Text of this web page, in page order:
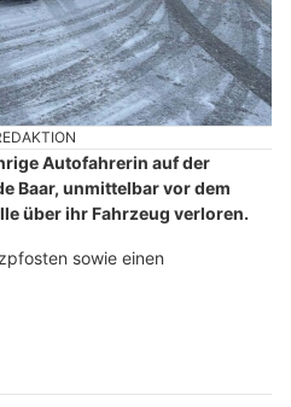
Autofahrerin auf der
Baar, unmittelbar vor dem
über ihr Fahrzeug verloren.
sowie einen